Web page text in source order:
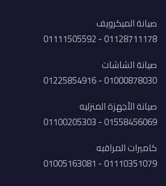
صيانة الميكرويف
01128711178 - 01111505592
صيانة الشاشات
01000878030 - 01225854916
صيانة الأجهزة المنزليه
01558456069 - 01100205303
كاميرات المراقبه
01110351079 - 01005163081